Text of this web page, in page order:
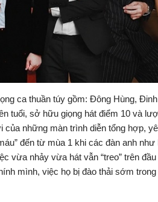
ca thuần túy gồm: Đông Hùng,
tuổi, sở hữu giọng hát điểm 10 và
những màn trình diễn tổng hợp,
đến từ mùa 1 khi các đàn anh như
vừa nhảy vừa hát vẫn “treo” trên
mình, việc họ bị đào thải sớm